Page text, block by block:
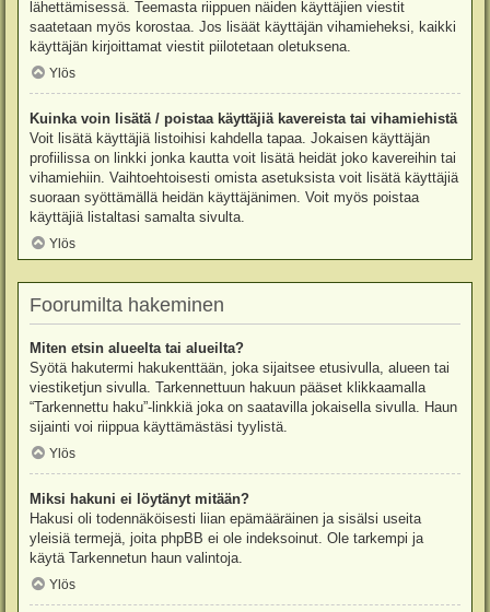
lähettämisessä. Teemasta riippuen näiden käyttäjien viestit
saatetaan myös korostaa. Jos lisäät käyttäjän vihamieheksi, kaikki
käyttäjän kirjoittamat viestit piilotetaan oletuksena.
Ylös
Kuinka voin lisätä / poistaa käyttäjiä kavereista tai vihamiehistä
Voit lisätä käyttäjiä listoihisi kahdella tapaa. Jokaisen käyttäjän
profiilissa on linkki jonka kautta voit lisätä heidät joko kavereihin tai
vihamiehiin. Vaihtoehtoisesti omista asetuksista voit lisätä käyttäjiä
suoraan syöttämällä heidän käyttäjänimen. Voit myös poistaa
käyttäjiä listaltasi samalta sivulta.
Ylös
Foorumilta hakeminen
Miten etsin alueelta tai alueilta?
Syötä hakutermi hakukenttään, joka sijaitsee etusivulla, alueen tai
viestiketjun sivulla. Tarkennettuun hakuun pääset klikkaamalla
“Tarkennettu haku”-linkkiä joka on saatavilla jokaisella sivulla. Haun
sijainti voi riippua käyttämästäsi tyylistä.
Ylös
Miksi hakuni ei löytänyt mitään?
Hakusi oli todennäköisesti liian epämääräinen ja sisälsi useita
yleisiä termejä, joita phpBB ei ole indeksoinut. Ole tarkempi ja
käytä Tarkennetun haun valintoja.
Ylös